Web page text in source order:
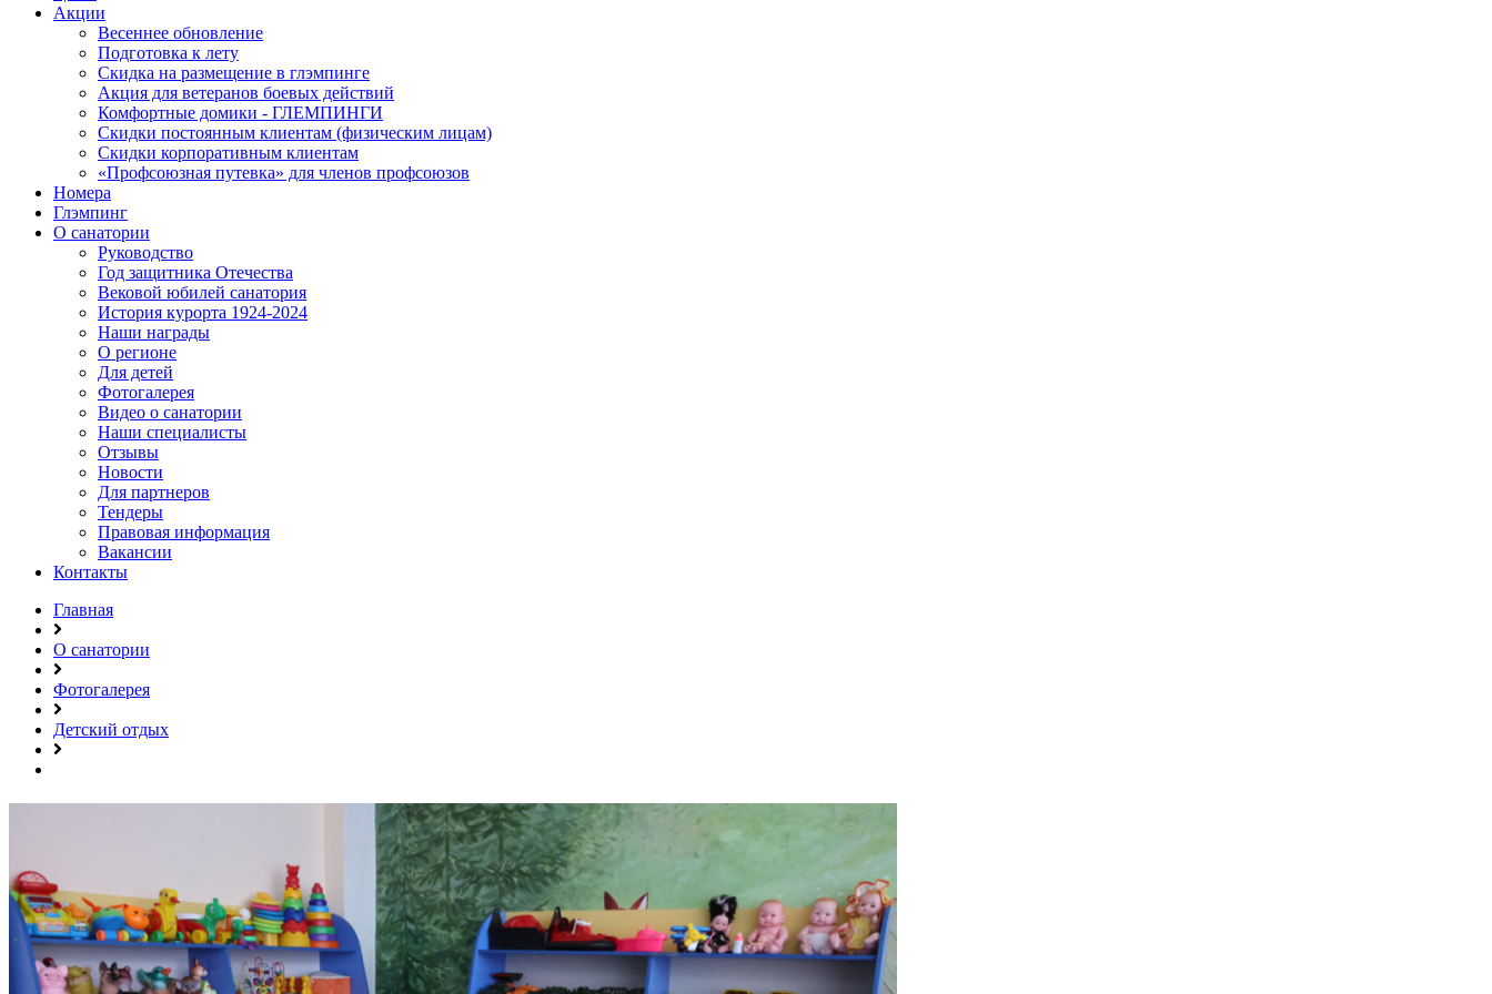
Акции
Весеннее обновление
Подготовка к лету
Скидка на размещение в глэмпинге
Акция для ветеранов боевых действий
Комфортные домики - ГЛЕМПИНГИ
Скидки постоянным клиентам (физическим лицам)
Скидки корпоративным клиентам
«Профсоюзная путевка» для членов профсоюзов
Номера
Глэмпинг
О санатории
Руководство
Год защитника Отечества
Вековой юбилей санатория
История курорта 1924-2024
Наши награды
О регионе
Для детей
Фотогалерея
Видео о санатории
Наши специалисты
Отзывы
Новости
Для партнеров
Тендеры
Правовая информация
Вакансии
Контакты
Главная
О санатории
Фотогалерея
Детский отдых